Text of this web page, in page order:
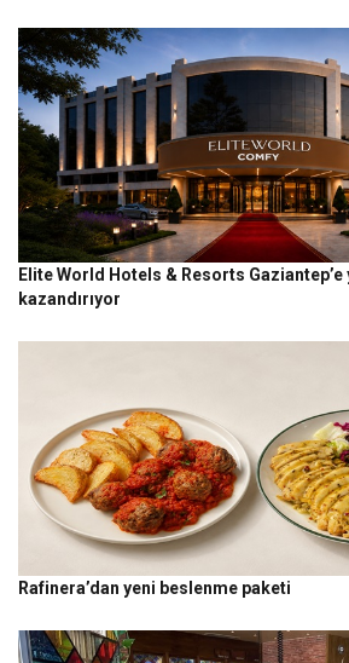
Elite World Hotels & Resorts Gaziantep’e
kazandırıyor
Rafinera’dan yeni beslenme paketi